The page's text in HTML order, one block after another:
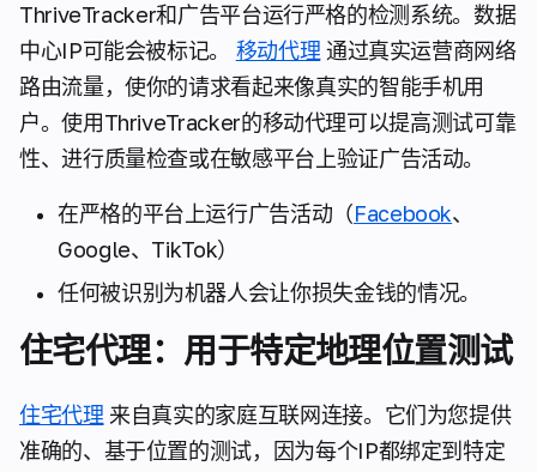
ThriveTracker和广告平台运行严格的检测系统。数据
中心IP可能会被标记。 移动代理 通过真实运营商网络
路由流量，使你的请求看起来像真实的智能手机用
户。使用ThriveTracker的移动代理可以提高测试可靠
性、进行质量检查或在敏感平台上验证广告活动。
在严格的平台上运行广告活动（Facebook、
Google、TikTok）
任何被识别为机器人会让你损失金钱的情况。
住宅代理：用于特定地理位置测试
住宅代理 来自真实的家庭互联网连接。它们为您提供
准确的、基于位置的测试，因为每个IP都绑定到特定